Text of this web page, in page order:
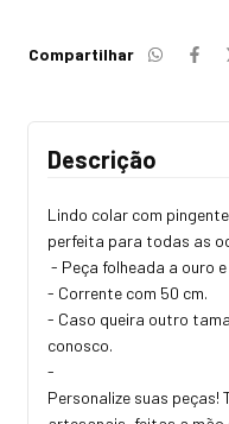
Compartilhar
Descrição
Lindo colar com
perfeita para todas as
- Peça folheada a ouro
- Corrente com 50 cm.
- Caso queira outro
conosco.
-
Personalize suas peças!